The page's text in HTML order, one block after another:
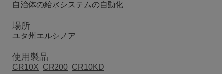
自治体の給水システムの自動化
場所
ユタ州エルシノア
使用製品
CR10X CR200 CR10KD